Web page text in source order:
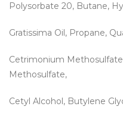
Polysorbate 20, Butane,
Gratissima Oil, Propane,
Cetrimonium
Methosulfate,
Cetyl Alcohol, Butylene